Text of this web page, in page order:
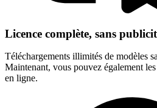
Licence complète, sans
Téléchargements illimités de modèles
Maintenant, vous pouvez également
en ligne.